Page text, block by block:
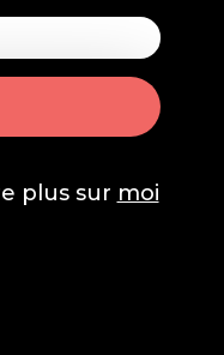
plus sur moi